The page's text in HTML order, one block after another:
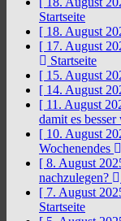
Startseite
[ 18. August
[ 17. August
Startseite
[ 15. August
[ 14. August
[ 11. August
damit es
[ 10. August
Wochenendes
[ 8. August
nachzulegen?
[ 7. August
Startseite